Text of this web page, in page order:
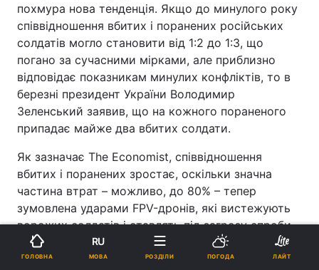
похмура нова тенденція. Якщо до минулого року
співвідношення вбитих і поранених російських
солдатів могло становити від 1:2 до 1:3, що
погано за сучасними мірками, але приблизно
відповідає показникам минулих конфліктів, то в
березні президент України Володимир
Зеленський заявив, що на кожного пораненого
припадає майже два вбитих солдати.
Як зазначає The Economist, співвідношення
вбитих і поранених зростає, оскільки значна
частина втрат – можливо, до 80% – тепер
зумовлена ударами FPV-дронів, які вистежують
ворожих солдатів і ставлять під загрозу спроби
медичної евакуації.
ГОЛОВНА
RU
МОВА РОЗДІЛИ ПОГОДА ЛАЙТ